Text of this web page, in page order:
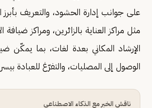
على جوانب إدارة الحشود، والتعريف بأبرز
مثل مراكز العناية بالزائرين، ومراكز
الإرشاد المكاني بعدة لغات، بما
الوصول إلى المصليات، والتفرّغ للعبادة
ناقش الخبر مع الذكاء الاصطناعي